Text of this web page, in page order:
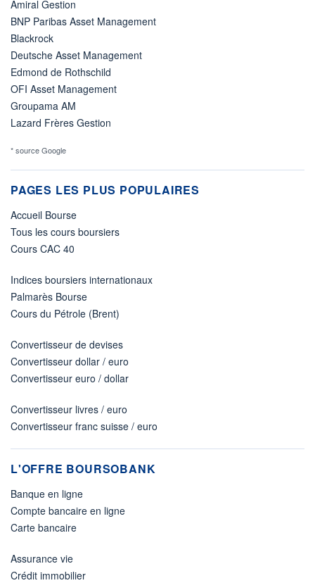
Amiral Gestion
BNP Paribas Asset Management
Blackrock
Deutsche Asset Management
Edmond de Rothschild
OFI Asset Management
Groupama AM
Lazard Frères Gestion
* source Google
PAGES LES PLUS POPULAIRES
Accueil Bourse
Tous les cours boursiers
Cours CAC 40
Indices boursiers internationaux
Palmarès Bourse
Cours du Pétrole (Brent)
Convertisseur de devises
Convertisseur dollar / euro
Convertisseur euro / dollar
Convertisseur livres / euro
Convertisseur franc suisse / euro
L'OFFRE BOURSOBANK
Banque en ligne
Compte bancaire en ligne
Carte bancaire
Assurance vie
Crédit immobilier